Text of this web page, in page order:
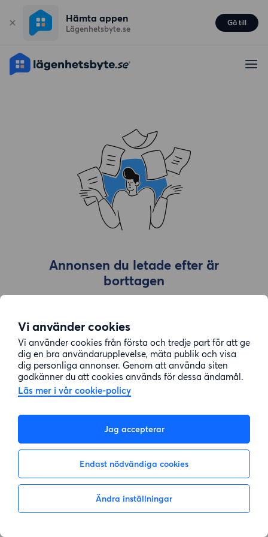
Vi använder cookies
Vi använder cookies från första och tredje part för att ge
dig en bra användarupplevelse, mäta publik och visa
dig personliga annonser. Genom att använda siten
godkänner du att cookies används för dessa ändamål.
Läs mer i vår cookie-policy
Jag accepterar
Endast nödvändiga cookies
Ändra inställningar
Hämta appen
Lägenhetsbyte.se
Gå till
Annonsen du letade efter är
borttagen
Gå till sök